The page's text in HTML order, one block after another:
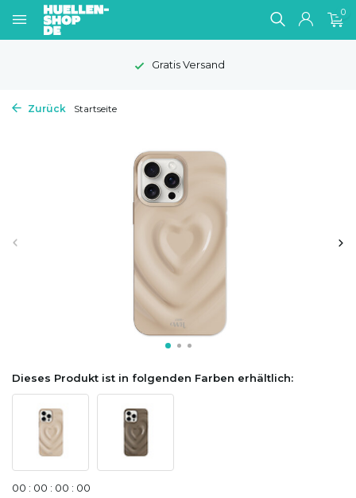
0
1-2 Werktage Lieferzeit
Zurück Startseite
Dieses Produkt ist in folgenden Farben erhältlich:
00 : 00 : 00 : 00